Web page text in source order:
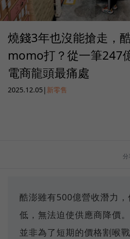
燒錢3年也沒能搶走，
momo打？從一筆247
電商龍頭最痛處
2025.12.05 | 新零售
分
酷澎雖有500億營收潛力
低，無法迫使供應商降價
並非為了短期的價格割喉